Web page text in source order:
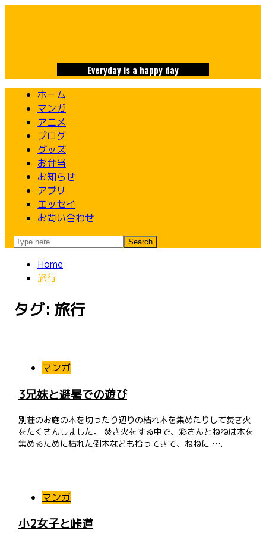
Everyday is a happy day
ホーム
マンガ
アニメ
ブログ
グッズ
お弁当
お知らせ
アプリ
エッセイ
お問い合わせ
Home
旅行
タグ: 旅行
マンガ
3兄妹と避暑での遊び
別荘のお庭の木を切ったり辺りの枯れ木を集めたりして焚き火
をたくさんしました。 焚き火をする中で、彩さんとねねは木を
集めるために枯れた倒木なども拾ってきて、ねねに ….
マンガ
小2女子と峠道